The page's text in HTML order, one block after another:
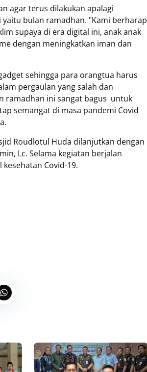
agar terus dilakukan apalagi
bulan ramadhan. "Kami berharap
supaya di era digital ini, anak anak
dengan meningkatkan iman dan
sehingga para orangtua harus
pergaulan yang salah dan
ramadhan ini sangat bagus untuk
semangat di masa pandemi Covid
Roudlotul Huda dilanjutkan dengan
Lc. Selama kegiatan berjalan
Covid-19.